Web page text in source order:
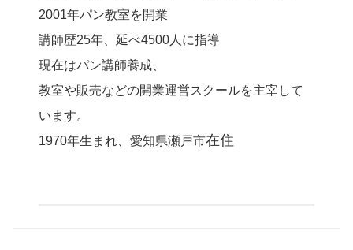
2001年パン教室を開業
講師歴25年、延べ4500人に指導
現在はパン講師養成、
教室や販売などの開業運営スクールを主宰して
います。
1970年生まれ、愛知県瀬戸市在住